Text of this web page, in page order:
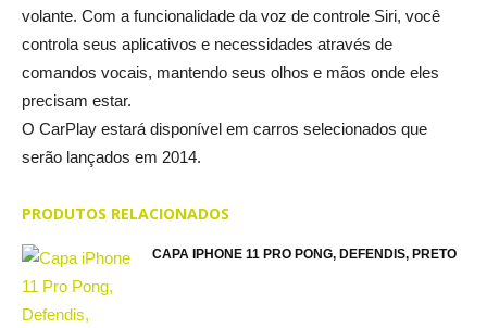
volante. Com a funcionalidade da voz de controle Siri, você
controla seus aplicativos e necessidades através de
comandos vocais, mantendo seus olhos e mãos onde eles
precisam estar.
O CarPlay estará disponível em carros selecionados que
serão lançados em 2014.
PRODUTOS RELACIONADOS
CAPA IPHONE 11 PRO PONG, DEFENDIS, PRETO